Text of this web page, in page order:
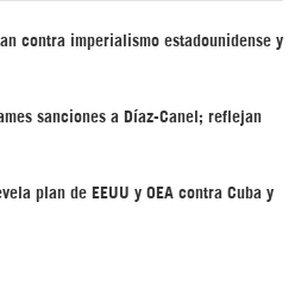
contra imperialismo estadounidense y
sanciones a Díaz-Canel; reflejan
plan de EEUU y OEA contra Cuba y